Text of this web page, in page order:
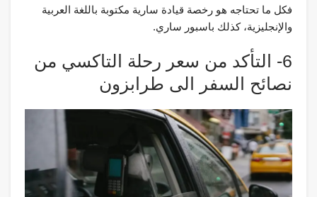
فكل ما تحتاجه هو رخصة قيادة سارية مكتوبة باللغة العربية
والإنجليزية، كذلك باسبور ساري.
6- التأكد من سعر رحلة التاكسي من
نصائح السفر الى طرابزون